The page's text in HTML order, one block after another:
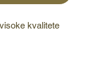
kvalitete